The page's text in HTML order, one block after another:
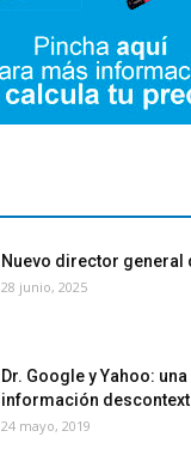
Nuevo director general
28 junio, 2025
Dr. Google y Yahoo:
información
24 mayo, 2019